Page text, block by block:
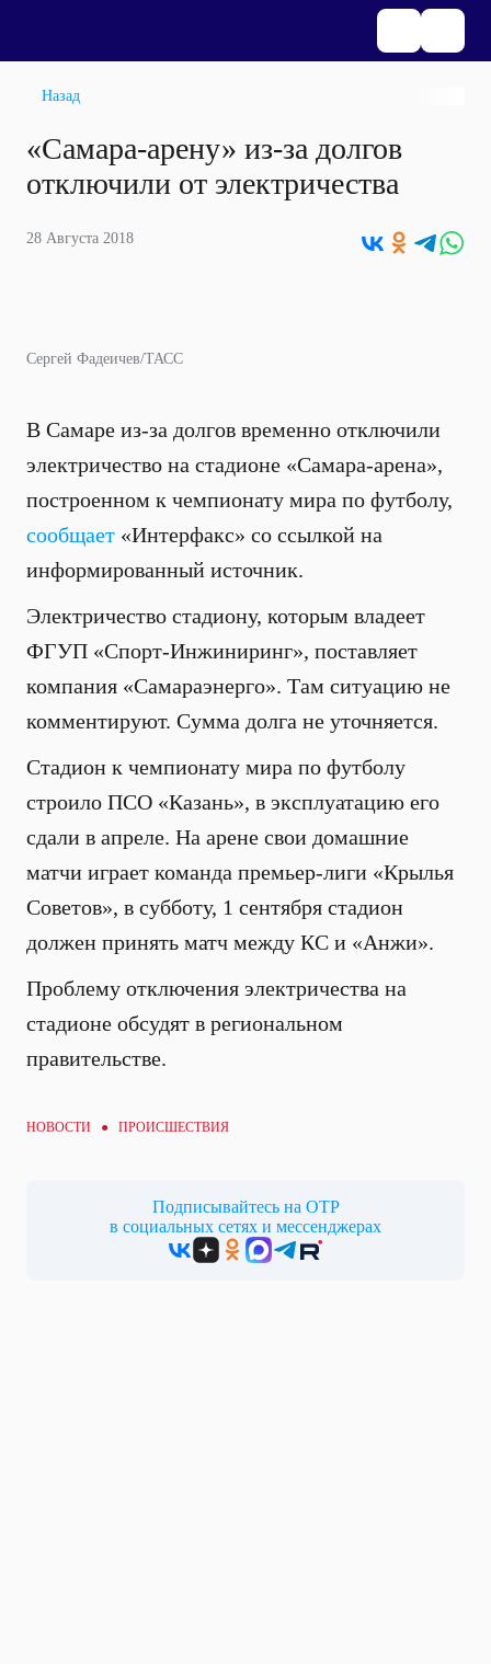
Назад
«Самара-арену» из-за долгов
отключили от электричества
28 Августа 2018
Сергей Фадеичев/ТАСС
В Самаре из-за долгов временно отключили
электричество на стадионе «Самара-арена»,
построенном к чемпионату мира по футболу,
сообщает «Интерфакс» со ссылкой на
информированный источник.
Электричество стадиону, которым владеет
ФГУП «Спорт-Инжиниринг», поставляет
компания «Самараэнерго». Там ситуацию не
комментируют. Сумма долга не уточняется.
Стадион к чемпионату мира по футболу
строило ПСО «Казань», в эксплуатацию его
сдали в апреле. На арене свои домашние
матчи играет команда премьер-лиги «Крылья
Советов», в субботу, 1 сентября стадион
должен принять матч между КС и «Анжи».
Проблему отключения электричества на
стадионе обсудят в региональном
правительстве.
НОВОСТИ ● ПРОИСШЕСТВИЯ
Подписывайтесь на ОТР
в социальных сетях и мессенджерах